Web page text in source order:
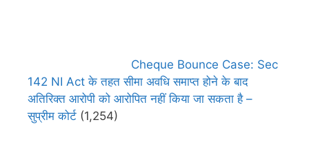
Cheque Bounce Case: Sec
142 NI Act के तहत सीमा अवधि समाप्त होने के बाद
अतिरिक्त आरोपी को आरोपित नहीं किया जा सकता है –
सुप्रीम कोर्ट (1,254)